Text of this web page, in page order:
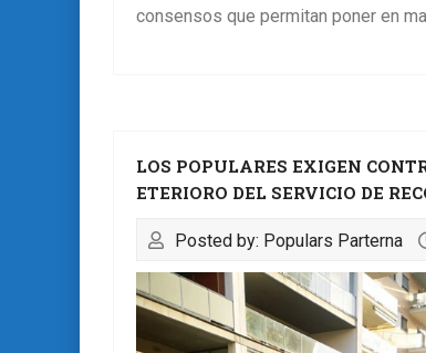
consensos que permitan poner en
LOS POPULARES EXIGEN
ETERIORO DEL SERVICIO DE
Posted by: Populars Parterna